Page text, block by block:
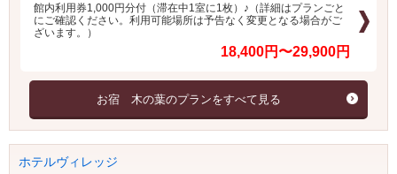
館内利用券1,000円分付（滞在中1室に1枚）♪（詳細はプランごと
にご確認ください。利用可能場所は予告なく変更となる場合がご
ざいます。）
18,400円〜29,900円
お宿 木の葉のプランをすべて見る
ホテルヴィレッジ